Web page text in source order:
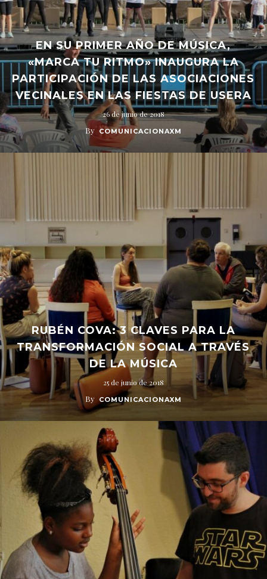
EN SU PRIMER AÑO DE MÚSICA,
«MARCA TU RITMO» INAUGURA LA
PARTICIPACIÓN DE LAS ASOCIACIONES
VECINALES EN LAS FIESTAS DE USERA
26 de junio de 2018
By COMUNICACIONAXM
RUBÉN COVA: 3 CLAVES PARA LA
TRANSFORMACIÓN SOCIAL A TRAVÉS
DE LA MÚSICA
25 de junio de 2018
By COMUNICACIONAXM